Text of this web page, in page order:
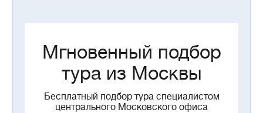
Мгновенный подбор
тура из Москвы
Бесплатный подбор тура специалистом
центрального Московского офиса